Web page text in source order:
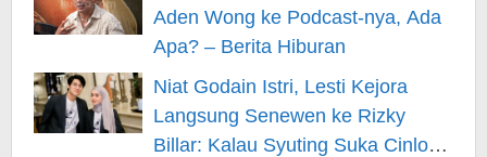
Aden Wong ke Podcast-nya, Ada
Apa? – Berita Hiburan
Niat Godain Istri, Lesti Kejora
Langsung Senewen ke Rizky
Billar: Kalau Syuting Suka Cinlok?